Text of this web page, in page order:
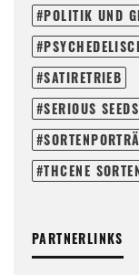
POLITIK UND
SATIRETRIEB
SERIOUS SEEDS
THCENE
PARTNERLINKS